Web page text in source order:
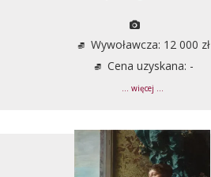
Wywoławcza: 12 000 zł
Cena uzyskana: -
... więcej ...